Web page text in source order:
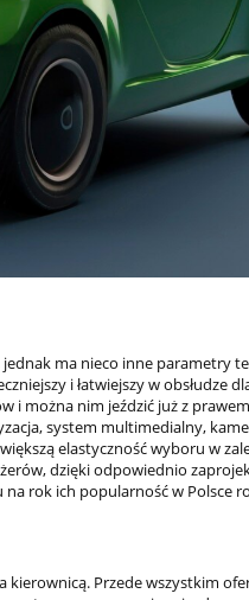
ma nieco inne parametry
i łatwiejszy w obsłudze
i można nim jeździć już z
system multimedialny,
elastyczność wyboru w
dzięki odpowiednio
rok ich popularność w Polsce
Przede wszystkim